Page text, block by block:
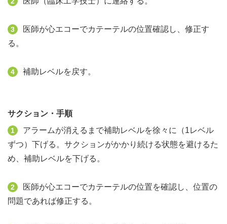
3
医師が心エコーでカテーテルの位置確認し、修正す
る。
4 補助レベルを戻す。
サクション・手順
1
アラームが消えるまで補助レベルを徐々に（1レベル
ずつ）下げる。サクションがかかり続ける状態を避けるた
め、補助レベルを下げる。
2
医師が心エコーでカテーテルの位置を確認し、位置の
問題であれば修正する。